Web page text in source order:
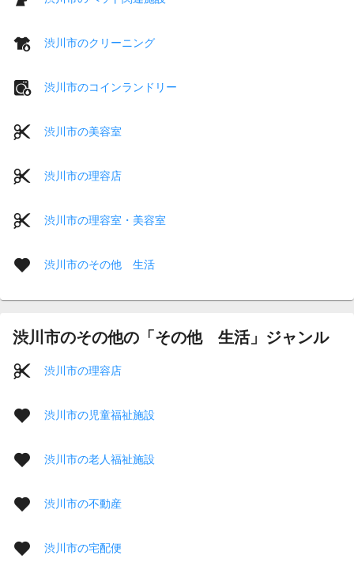
渋川市のクリーニング
渋川市のコインランドリー
渋川市の美容室
渋川市の理容店
渋川市の理容室・美容室
渋川市のその他 生活
渋川市のその他の「その他 生活」ジャンル
渋川市の理容店
渋川市の児童福祉施設
渋川市の老人福祉施設
渋川市の不動産
渋川市の宅配便